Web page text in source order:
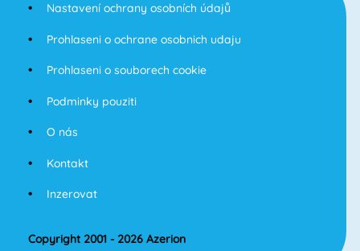
Nastavení ochrany osobních údajů
Prohlaseni o ochrane osobnich udaju
Prohlaseni o souborech cookie
Podminky pouziti
O nás
Kontakt
Inzerovat
Copyright 2001 - 2026 Azerion